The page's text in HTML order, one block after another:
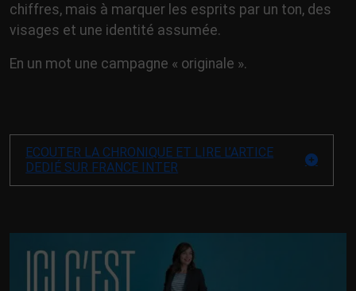
chiffres, mais à marquer les esprits par un ton, des
visages et une identité assumée.
En un mot une campagne « originale ».
ECOUTER LA CHRONIQUE ET LIRE L’ARTICE
DEDIÉ SUR FRANCE INTER